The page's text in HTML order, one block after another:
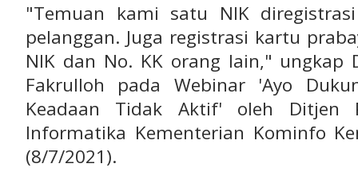
"Temuan kami satu NIK
pelanggan. Juga registrasi kartu
NIK dan No. KK orang lain," ungkap
Fakrulloh pada Webinar 'Ayo
Keadaan Tidak Aktif' oleh Ditjen
Informatika Kementerian Kominfo
(8/7/2021).